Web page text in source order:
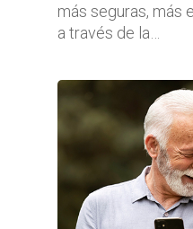
más seguras, más
a través de la…